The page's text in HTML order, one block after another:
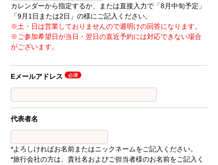
カレンダーから指定するか、または直接入力で「8月中旬予定」
「9月1日または2日」の様にご記入ください。
※土・日は営業しておりませんので週明けの回答になります。
※ご参加希望日が当日・翌日の直近予約には対応できない場合
がございます。
Eメールアドレス
代表者名
*よろしければお名前またはニックネームをご記入ください。
*旅行会社の方は、貴社名およびご担当者様のお名前をご記入く